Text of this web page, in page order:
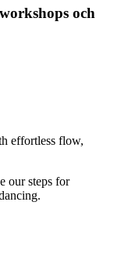
och
effortless flow,
our steps for